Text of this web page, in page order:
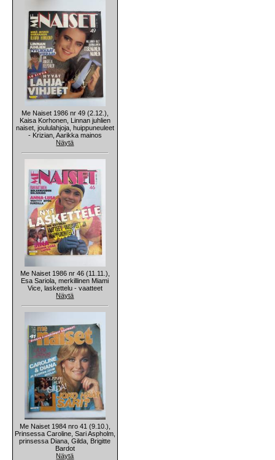
Me Naiset 1986 nr 49 (2.12.),
Kaisa Korhonen, Linnan juhlien
naiset, joululahjoja, huippuneuleet
- Krizian, Aarikka mainos
Näytä
Me Naiset 1986 nr 46 (11.11.),
Esa Sariola, merkillinen Miami
Vice, laskettelu - vaatteet
Näytä
Me Naiset 1984 nro 41 (9.10.),
Prinsessa Caroline, Sari Aspholm,
prinsessa Diana, Gilda, Brigitte
Bardot
Näytä